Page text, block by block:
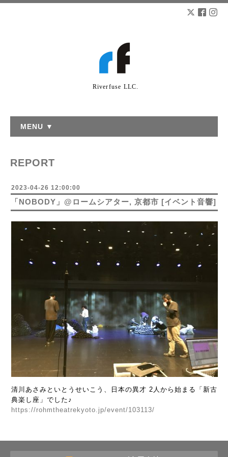
Riverfuse LLC.
MENU ▼
REPORT
2023-04-26 12:00:00
「NOBODY」@ロームシアター, 京都市 [イベント音響]
清川あさみといとうせいこう、日本の異才 2人から始まる「新古
典楽し座」でした♪
https://rohmtheatrekyoto.jp/event/103113/